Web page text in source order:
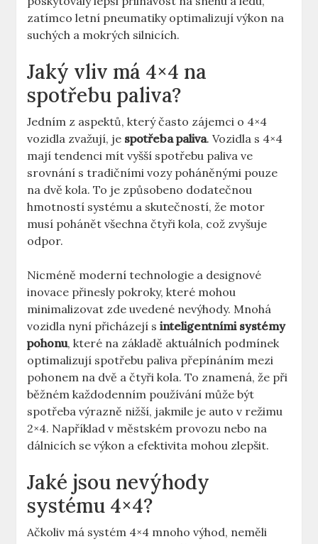
zatímco letní pneumatiky optimalizují výkon na
suchých a mokrých silnicích.
Jaký vliv má 4×4 na
spotřebu paliva?
Jedním z aspektů, který často zájemci o 4×4
vozidla zvažují, je spotřeba paliva. Vozidla s 4×4
mají tendenci mít vyšší spotřebu paliva ve
srovnání s tradičními vozy poháněnými pouze
na dvě kola. To je způsobeno dodatečnou
hmotností systému a skutečností, že motor
musí pohánět všechna čtyři kola, což zvyšuje
odpor.
Nicméně moderní technologie a designové
inovace přinesly pokroky, které mohou
minimalizovat zde uvedené nevýhody. Mnohá
vozidla nyní přicházejí sinteligentními systémy
pohonu, které na základě aktuálních podmínek
optimalizují spotřebu paliva přepínáním mezi
pohonem na dvě a čtyři kola. To znamená, že při
běžném každodenním používání může být
spotřeba výrazně nižší, jakmile je auto v režimu
2×4. Například v městském provozu nebo na
dálnicích se výkon a efektivita mohou zlepšit.
Jaké jsou nevýhody
systému 4×4?
Ačkoliv má systém 4×4 mnoho výhod, neměli